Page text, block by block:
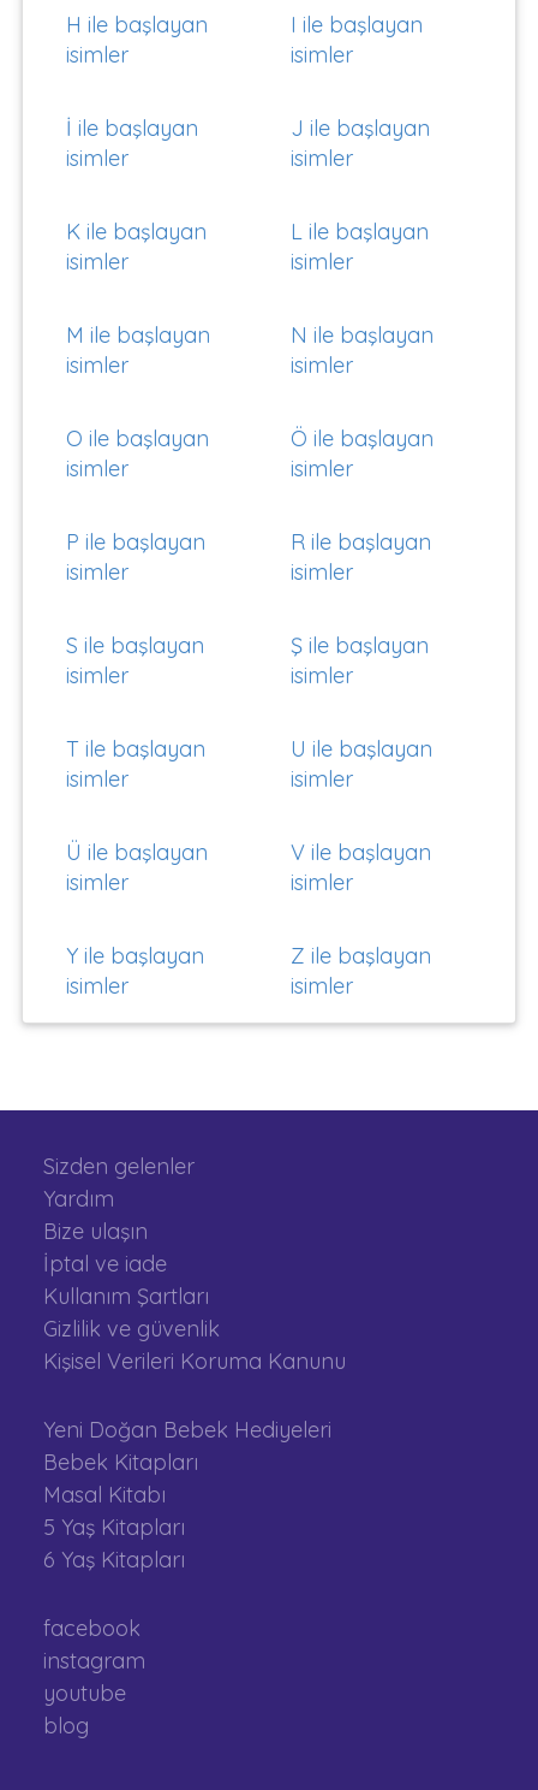
H ile başlayan
isimler
I ile başlayan
isimler
İ ile başlayan
isimler
J ile başlayan
isimler
K ile başlayan
isimler
L ile başlayan
isimler
M ile başlayan
isimler
N ile başlayan
isimler
O ile başlayan
isimler
Ö ile başlayan
isimler
P ile başlayan
isimler
R ile başlayan
isimler
S ile başlayan
isimler
Ş ile başlayan
isimler
T ile başlayan
isimler
U ile başlayan
isimler
Ü ile başlayan
isimler
V ile başlayan
isimler
Y ile başlayan
isimler
Z ile başlayan
isimler
Sizden gelenler
Yardım
Bize ulaşın
İptal ve iade
Kullanım Şartları
Gizlilik ve güvenlik
Kişisel Verileri Koruma Kanunu
Yeni Doğan Bebek Hediyeleri
Bebek Kitapları
Masal Kitabı
5 Yaş Kitapları
6 Yaş Kitapları
facebook
instagram
youtube
blog